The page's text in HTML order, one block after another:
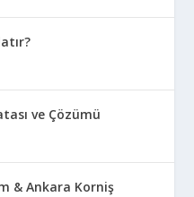
ve Çözümü
& Ankara Korniş